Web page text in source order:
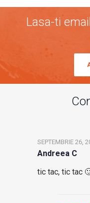
Lasa-ti
Andreea C
SEPTEMBRIE 26,
tic tac, tic tac